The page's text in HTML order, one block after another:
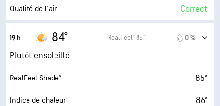
Couverture nuageuse 11 %
Qualité de l'air Correct
Indice UV maximal
Rafales
Humidité 46 %
Point de rosée 64° F
19 h 84° RealFeel® 85° 0 %
Plutôt ensoleillé
RealFeel Shade™ 85°
Indice de chaleur 86°